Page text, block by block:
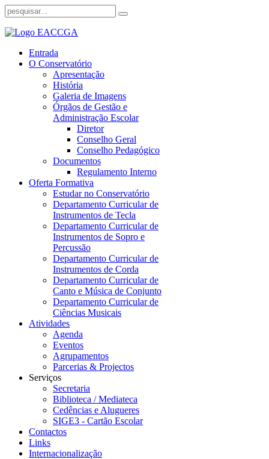
Entrada
O Conservatório
Apresentação
História
Galeria de Imagens
Órgãos de Gestão e
Administração Escolar
Diretor
Conselho Geral
Conselho Pedagógico
Documentos
Regulamento Interno
Oferta Formativa
Estudar no Conservatório
Departamento Curricular de
Instrumentos de Tecla
Departamento Curricular de
Instrumentos de Sopro e
Percussão
Departamento Curricular de
Instrumentos de Corda
Departamento Curricular de
Canto e Música de Conjunto
Departamento Curricular de
Ciências Musicais
Atividades
Agenda
Eventos
Agrupamentos
Parcerias & Projectos
Serviços
Secretaria
Biblioteca / Mediateca
Cedências e Alugueres
SIGE3 - Cartão Escolar
Contactos
Links
Internacionalização